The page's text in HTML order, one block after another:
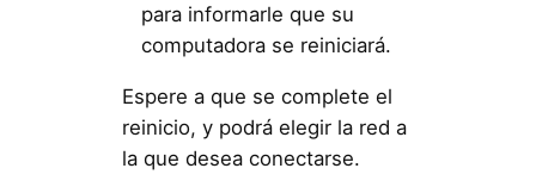
para informarle que su
computadora se reiniciará.
Espere a que se complete el
reinicio, y podrá elegir la red a
la que desea conectarse.